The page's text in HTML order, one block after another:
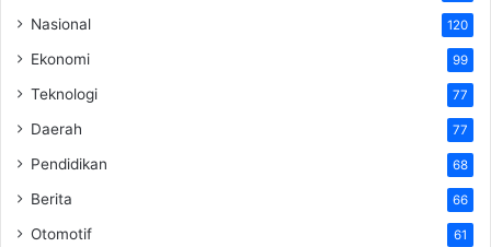
Nasional 120
Ekonomi 99
Teknologi 77
Daerah 77
Pendidikan 68
Berita 66
Otomotif 61